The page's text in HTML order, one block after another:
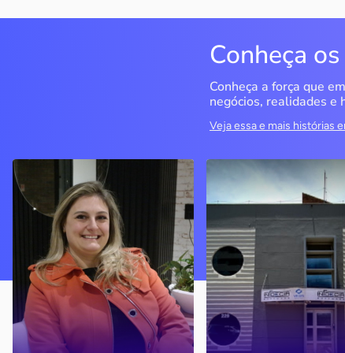
Conheça
Conheça a força que
negócios, realidades e
Veja essa e mais histórias
Delucci
Bento Gonçalves / RS
Sem saber muito sobre
empreendedorismo, o casal
contou com o Sebrae para
aprender tudo sobre o
assunto, colocar o negócio
nos eixos e ainda abrir uma
nova empresa
Infoecia Software
Ltda
Londrina / PR
Com mais de 20 anos de
mercado, o empresário
contou com o Sebrae
crescimento do negócio